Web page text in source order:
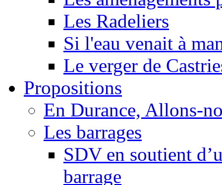
Les Radeliers
Si l'eau venait à
Le verger de
Propositions
En Durance, Allons-
Les barrages
SDV en soutient
barrage